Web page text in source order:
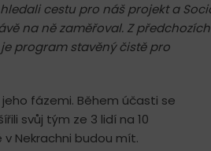
cestu pro náš projekt a
na ně zaměřoval. Z předchozích
program stavěný čistě pro
fázemi. Během účasti se
svůj tým ze 3 lidí na 10
Nekrachni budou mít.